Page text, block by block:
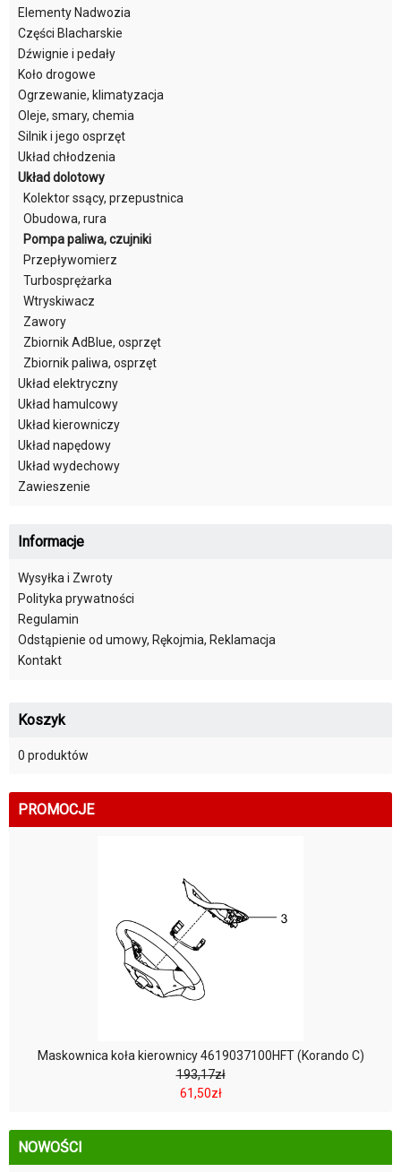
Elementy Nadwozia
Części Blacharskie
Dźwignie i pedały
Koło drogowe
Ogrzewanie, klimatyzacja
Oleje, smary, chemia
Silnik i jego osprzęt
Układ chłodzenia
Układ dolotowy
Kolektor ssący, przepustnica
Obudowa, rura
Pompa paliwa, czujniki
Przepływomierz
Turbosprężarka
Wtryskiwacz
Zawory
Zbiornik AdBlue, osprzęt
Zbiornik paliwa, osprzęt
Układ elektryczny
Układ hamulcowy
Układ kierowniczy
Układ napędowy
Układ wydechowy
Zawieszenie
Informacje
Wysyłka i Zwroty
Polityka prywatności
Regulamin
Odstąpienie od umowy, Rękojmia, Reklamacja
Kontakt
Koszyk
0 produktów
PROMOCJE
Maskownica koła kierownicy 4619037100HFT (Korando C)
193,17zł
61,50zł
NOWOŚCI